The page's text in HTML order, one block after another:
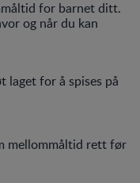
for barnet ditt.
og når du kan
laget for å spises på
mellommåltid rett før